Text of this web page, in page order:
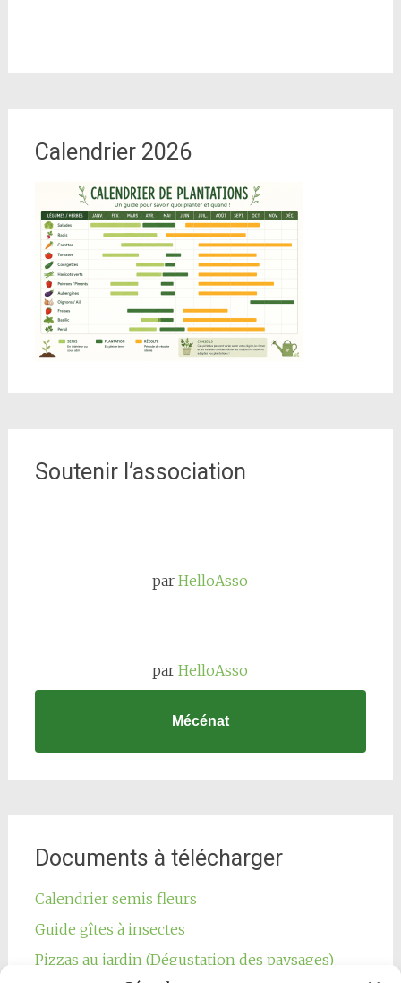
Calendrier 2026
Soutenir l’association
parHelloAsso
parHelloAsso
Mécénat
Documents à télécharger
Calendrier semis fleurs
Guide gîtes à insectes
Pizzas au jardin (Dégustation des paysages)